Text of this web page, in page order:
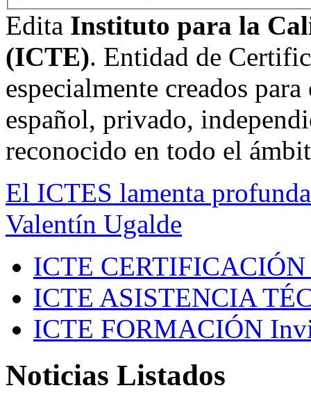
Edita Instituto para la
(ICTE). Entidad de
especialmente creados
español, privado,
reconocido en todo el
El ICTES lamenta
Valentín Ugalde
ICTE CERTIFICACIÓN
ICTE ASISTENCIA
ICTE FORMACIÓN
Noticias Listados